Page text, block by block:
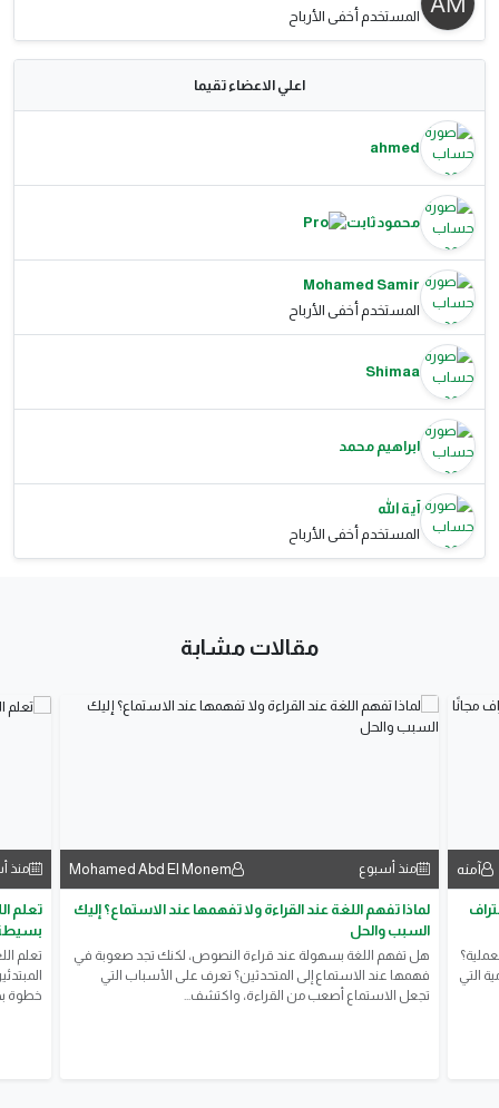
المستخدم أخفى الأرباح
اعلي الاعضاء تقيما
ahmed
محمود ثابت
Mohamed Samir
المستخدم أخفى الأرباح
Shimaa
ابراهيم محمد
آية الله
المستخدم أخفى الأرباح
مقالات مشابة
آمنه
التي
منذ أسبوع Mohamed Abd El Monem
لماذا تفهم اللغة عند القراءة ولا تفهمها عند الاستماع؟ إليك
السبب والحل
هل تفهم اللغة بسهولة عند قراءة النصوص، لكنك تجد صعوبة في
فهمها عند الاستماع إلى المتحدثين؟ تعرف على الأسباب التي
تجعل الاستماع أصعب من القراءة، واكتشف...
منذ
تعلم
تعلم
خطوة